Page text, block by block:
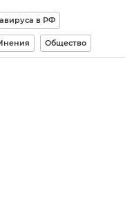
в РФ
Общество